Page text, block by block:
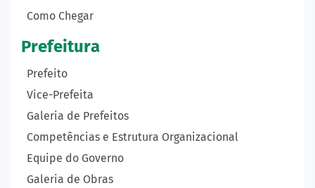
Como Chegar
Prefeitura
Prefeito
Vice-Prefeita
Galeria de Prefeitos
Competências e Estrutura Organizacional
Equipe do Governo
Galeria de Obras